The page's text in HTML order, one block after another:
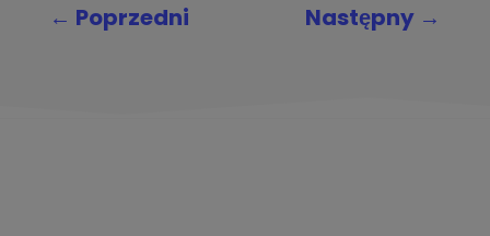
← Poprzedni Następny →